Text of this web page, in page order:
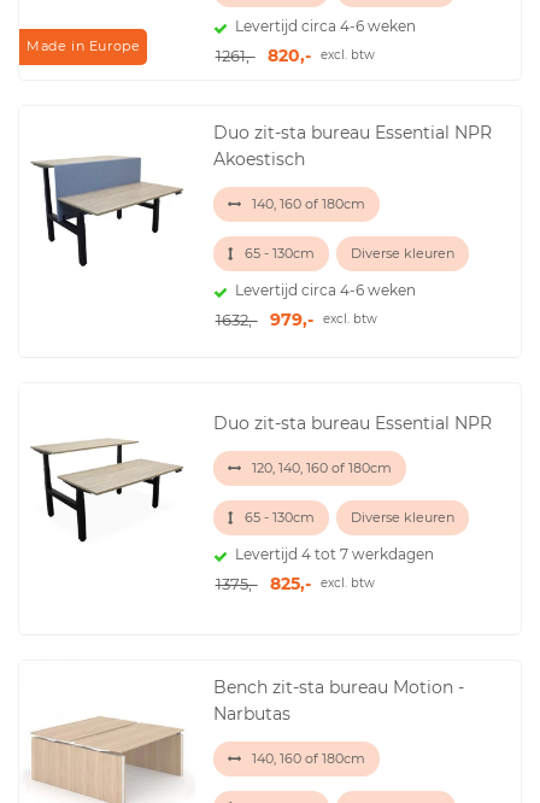
Made in Europe
Levertijd circa 4-6 weken
1261,- 820,- excl. btw
Duo zit-sta bureau Essential NPR
Akoestisch
140, 160 of 180cm
65 - 130cm Diverse kleuren
Levertijd circa 4-6 weken
1632,- 979,- excl. btw
Duo zit-sta bureau Essential NPR
120, 140, 160 of 180cm
65 - 130cm Diverse kleuren
Levertijd 4 tot 7 werkdagen
1375,- 825,- excl. btw
Bench zit-sta bureau Motion -
Narbutas
140, 160 of 180cm